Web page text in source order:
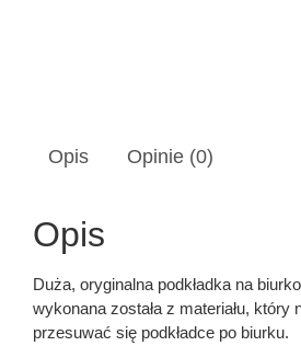
Opis Opinie (0)
Opis
Duża, oryginalna podkładka na
wykonana została z materiału,
przesuwać się podkładce po biurku.